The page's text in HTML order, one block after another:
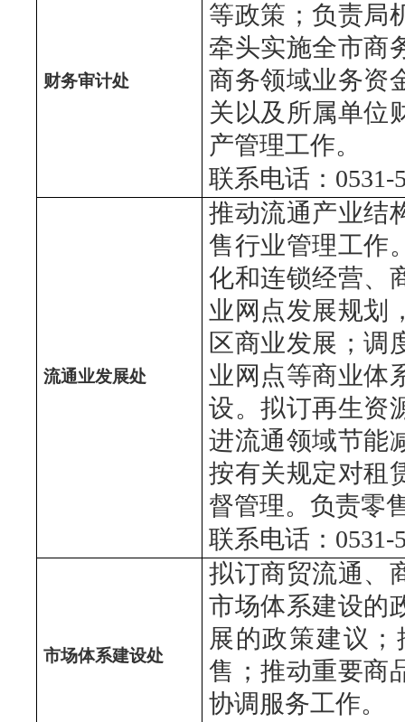
财务审计处
等政策；负责局
牵头实施全市商
商务领域业务资
关以及所属单位
产管理工作。
联系电话：0531-
流通业发展处
推动流通产业结
售行业管理工作
化和连锁经营、
业网点发展规划
区商业发展；调
业网点等商业体
设。拟订再生资
进流通领域节能
按有关规定对租
督管理。负责零
联系电话：0531-
市场体系建设处
拟订商贸流通、
市场体系建设的
展的政策建议
售；推动重要商
协调服务工作。